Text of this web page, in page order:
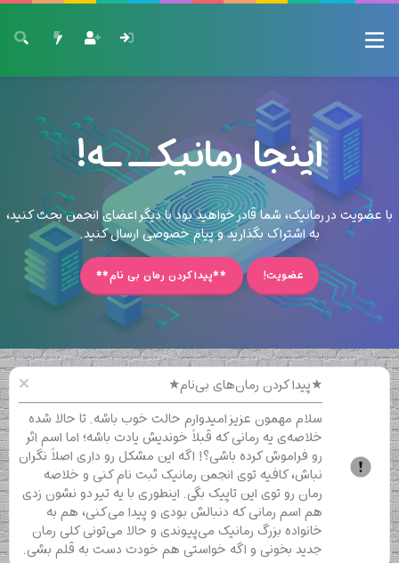
اینجا رمانیکــ ـه!
با عضویت در رمانیک، شما قادر خواهید بود با دیگر اعضای انجمن بحث کنید،
به اشتراک بگذارید و پیام خصوصی ارسال کنید.
عضویت! **پیدا کردن رمان بی نام**
★پیدا کردن رمان‌های بی‌نام★
سلام مهمون عزیز امیدوارم حالت خوب باشه. تا حالا شده
خلاصه‌ی یه رمانی که قبلاً خوندیش یادت باشه؛ اما اسم اثر
رو فراموش کرده باشی؟! اگه این مشکل رو داری اصلاً نگران
نباش، کافیه توی انجمن رمانیک ثبت نام کنی و خلاصه
رمان رو توی این تاپیک بگی. اینطوری با یه تیر دو نشون زدی
هم اسم رمانی که دنبالش بودی و پیدا می‌کنی، هم به
خانواده بزرگ رمانیک می‌پیوندی و حالا می‌تونی کلی رمان
جدید بخونی و اگه خواستی هم خودت دست به قلم بشی.